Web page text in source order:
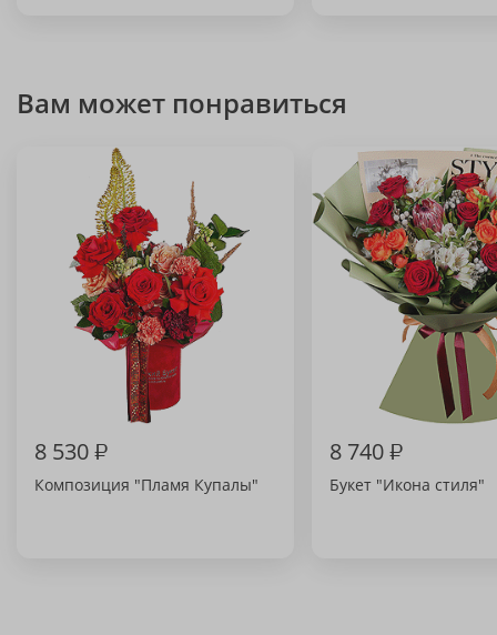
Вам может понравиться
8 530₽
Композиция "Пламя Купалы"
8 740₽
Букет "Икона стиля"